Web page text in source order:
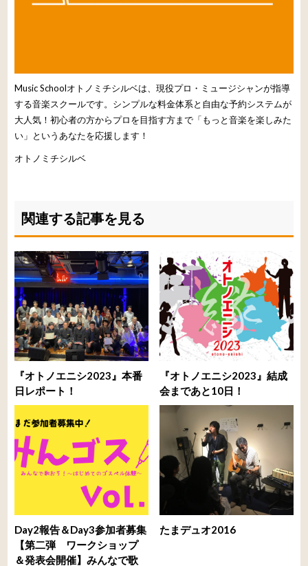
Music Schoolオトノミチシルベは、現役プロ・ミュージシャンが指導
する音楽スクールです。シンプルな料金体系と自由な予約システムが
大人気！初心者の方からプロを目指す方まで「もっと音楽を楽しみた
い」というあなたを応援します！
オトノミチシルベ
関連する記事を見る
『オトノエニシ2023』本番
日レポート！
『オトノエニシ2023』結成
会まであと10日！
Day2報告＆Day3参加者募集
【第二弾 ワークショップ
＆発表会開催】みんなで歌
たまデュオ2016